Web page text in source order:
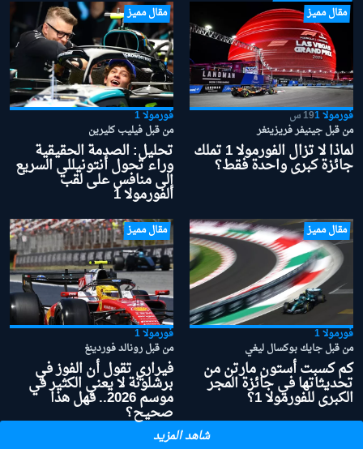
مقال مميز
فورمولا 1 19 س
من قبل جينيفر فريزينغر
لماذا لا تزال الفورمولا 1 تملك
جائزة كبرى واحدة فقط؟
مقال مميز
فورمولا 1
من قبل فيليب كليرين
تحليل: الصدمة الحقيقية
وراء تحول أنتونيللي السريع
إلى منافس على لقب
الفورمولا 1
مقال مميز
فورمولا 1
من قبل جايك بوكسال ليغي
كم كسبت أستون مارتن من
تحديثاتها في جائزة المجر
الكبرى للفورمولا 1؟
مقال مميز
فورمولا 1
من قبل رونالد فوردينغ
فيراري تقول أن الفوز في
برشلونة لا يعني الكثير في
موسم 2026.. فهل هذا
صحيح؟
شاهد المزيد